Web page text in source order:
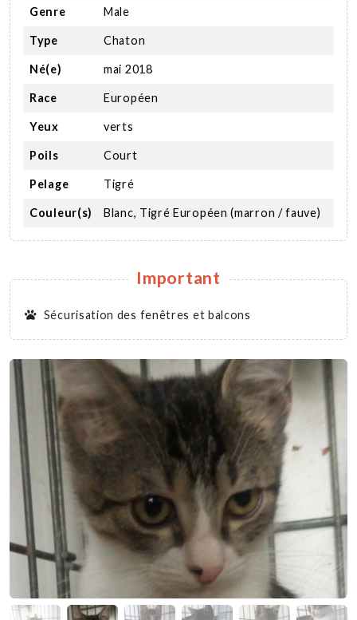
Nous soutenir
Genre Male
Type Chaton
Né(e) mai 2018
Race Européen
Yeux verts
Poils Court
Pelage Tigré
Couleur(s) Blanc, Tigré Européen (marron / fauve)
Important
Sécurisation des fenêtres et balcons